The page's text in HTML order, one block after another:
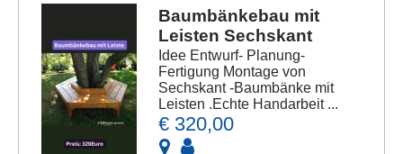
Baumbänkebau mit
Leisten Sechskant
Idee Entwurf- Planung-
Fertigung Montage von
Sechskant -Baumbänke mit
Leisten .Echte Handarbeit ...
€ 320,00